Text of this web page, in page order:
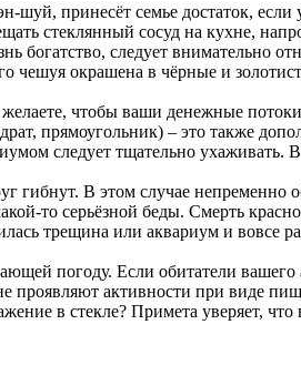
принесёт семье достаток,
стеклянный сосуд на кухне,
следует внимательно
чешуя окрашена в чёрные и
чтобы ваши денежные
прямоугольник) – это также
следует тщательно
гибнут. В этом случае непременно
то серьёзной беды. Смерть
трещина или аквариум и вовсе
погоду. Если обитатели
проявляют активности при виде
в стекле? Примета уверяет,